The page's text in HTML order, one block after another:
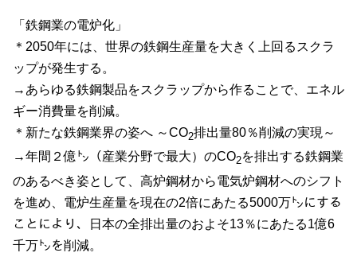
「鉄鋼業の電炉化」
＊ 2050年には、世界の鉄鋼生産量を大きく上回るスクラ
ップが発生する。
→あらゆる鉄鋼製品をスクラップから作ることで、エネル
ギー消費量を削減。
＊新たな鉄鋼業界の姿へ ～CO2排出量80％削減の実現～
→年間２億㌧（産業分野で最大）のCO2を排出する鉄鋼業
のあるべき姿として、高炉鋼材から電気炉鋼材へのシフト
を進め、電炉生産量を現在の2倍にあたる5000万㌧にする
ことにより、日本の全排出量のおよそ13％にあたる1億6
千万㌧を削減。